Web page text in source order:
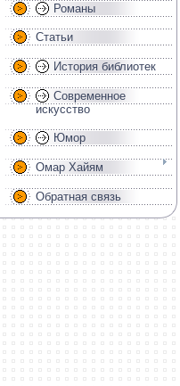
Романы
Статьи
История библиотек
Современное
искусство
Юмор
Омар Хайям
Обратная связь